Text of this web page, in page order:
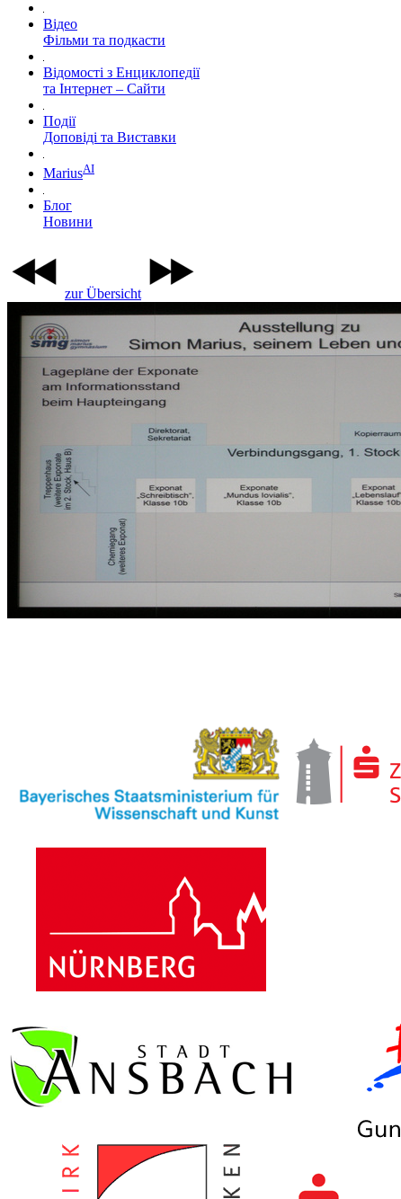
Відео
Фільми та подкасти
Відомості з Енциклопедії
та Інтернет – Сайти
Події
Доповіді та Виставки
MariusAI
Блог
Новини
zur Übersicht